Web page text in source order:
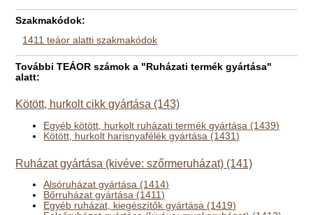
Szakmakódok:
1411 teáor alatti szakmakódok
További TEÁOR számok a "Ruházati termék gyártása"
alatt:
Kötött, hurkolt cikk gyártása (143)
Egyéb kötött, hurkolt ruházati termék gyártása (1439)
Kötött, hurkolt harisnyafélék gyártása (1431)
Ruházat gyártása (kivéve: szőrmeruházat) (141)
Alsóruházat gyártása (1414)
Bőrruházat gyártása (1411)
Egyéb ruházat, kiegészítők gyártása (1419)